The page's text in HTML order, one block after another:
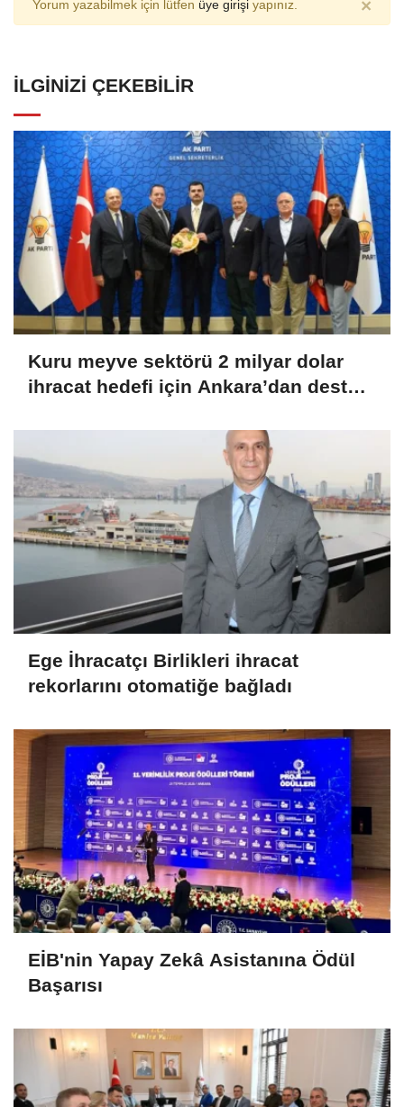
Yorum yazabilmek için lütfen üye girişi yapınız. ×
İLGINIZI ÇEKEBILIR
Kuru meyve sektörü 2 milyar dolar
ihracat hedefi için Ankara’dan destek
Ege İhracatçı Birlikleri ihracat
rekorlarını otomatiğe bağladı
EİB'nin Yapay Zekâ Asistanına Ödül
Başarısı